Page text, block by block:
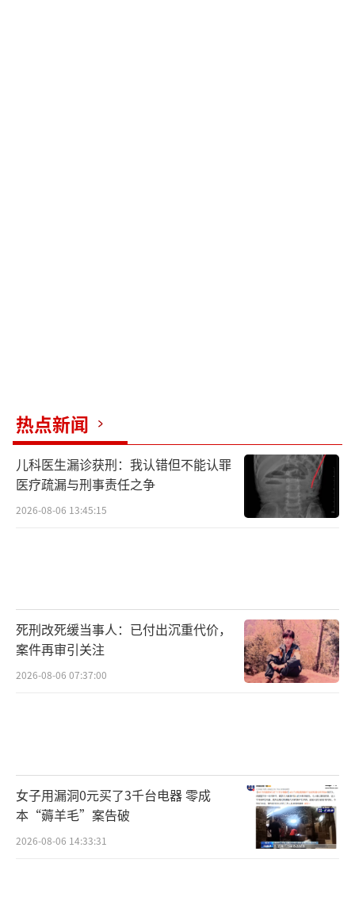
热点新闻
儿科医生漏诊获刑：我认错但不能认罪
医疗疏漏与刑事责任之争
2026-08-06 13:45:15
死刑改死缓当事人：已付出沉重代价，
案件再审引关注
2026-08-06 07:37:00
女子用漏洞0元买了3千台电器 零成
本“薅羊毛”案告破
2026-08-06 14:33:31